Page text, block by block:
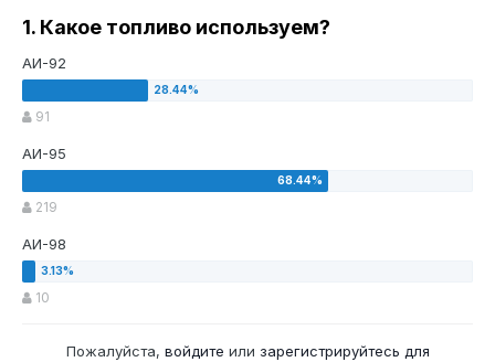
1. Какое топливо используем?
АИ-92
91
АИ-95
219
АИ-98
10
Пожалуйста, войдите или зарегистрируйтесь для